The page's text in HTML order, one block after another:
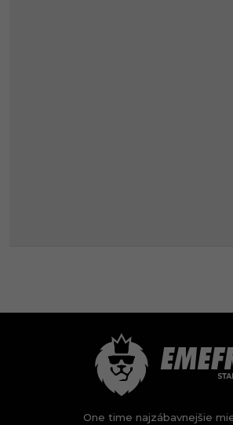
One time najzábavnejšie